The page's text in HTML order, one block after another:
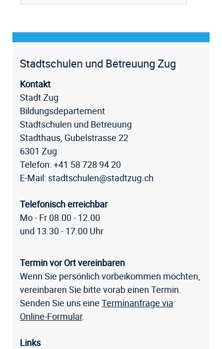
Stadtschulen und Betreuung Zug
Kontakt
Stadt Zug
Bildungsdepartement
Stadtschulen und Betreuung
Stadthaus, Gubelstrasse 22
6301 Zug
Telefon: +41 58 728 94 20
E-Mail: stadtschulen@stadtzug.ch
Telefonisch erreichbar
Mo - Fr 08.00 - 12.00
und 13.30 - 17.00 Uhr
Termin vor Ort vereinbaren
Wenn Sie persönlich vorbeikommen möchten,
vereinbaren Sie bitte vorab einen Termin.
Senden Sie uns eine Terminanfrage via
Online-Formular.
Links